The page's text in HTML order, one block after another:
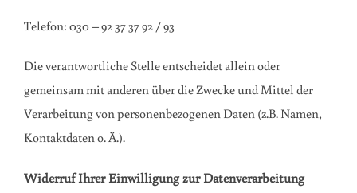
Telefon: 030 – 92 37 37 92 / 93
Die verantwortliche Stelle entscheidet allein oder
gemeinsam mit anderen über die Zwecke und Mittel der
Verarbeitung von personenbezogenen Daten (z.B. Namen,
Kontaktdaten o. Ä.).
Widerruf Ihrer Einwilligung zur Datenverarbeitung